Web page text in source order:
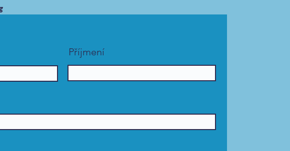
Příjmení